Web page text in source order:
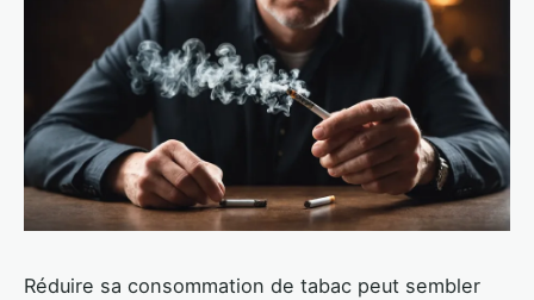
Réduire sa consommation de tabac peut sembler